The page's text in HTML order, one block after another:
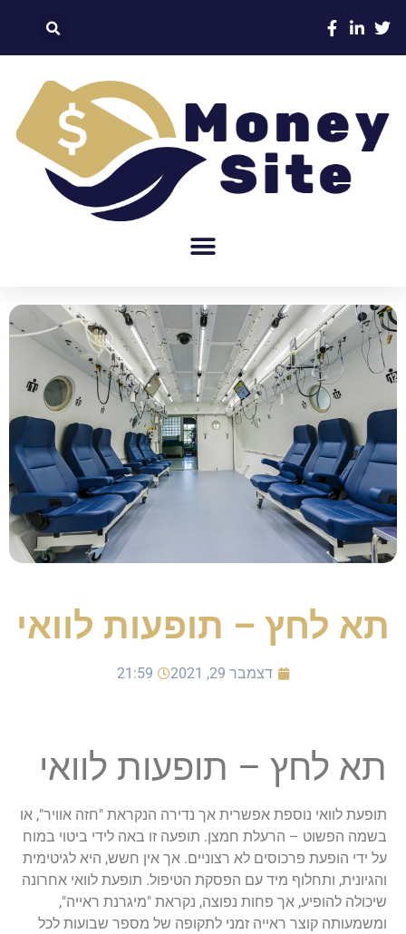
תא לחץ – תופעות לוואי
דצמבר 29, 2021 21:59
תא לחץ – תופעות לוואי
תופעת לוואי נוספת אפשרית אך נדירה הנקראת "חזה אוויר", או
בשמה הפשוט – הרעלת חמצן. תופעה זו באה לידי ביטוי במוח
על ידי הופעת פרכוסים לא רצוניים. אך אין חשש, היא לגיטימית
והגיונית, ותחלוף מיד עם הפסקת הטיפול. תופעת לוואי אחרונה
שיכולה להופיע, אך פחות נפוצה, נקראת "מיגרנת ראייה",
ומשמעותה קוצר ראייה זמני לתקופה של מספר שבועות לכל